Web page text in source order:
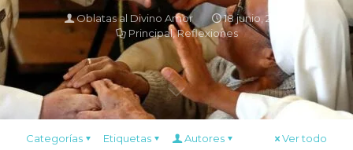
Oblatas al Divino Amor
18 junio, 2025
Principal,Reflexiones
Categorías Etiquetas Autores Ver todo